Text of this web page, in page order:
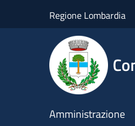
Regione Lombardia
Amministrazione